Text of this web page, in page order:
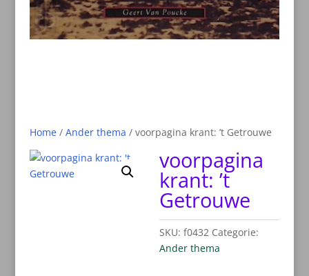
Home/ Ander thema / voorpagina krant: ’t Getrouwe
voorpagina
krant: ’t
Getrouwe
SKU:f0432 Categorie:
Ander thema